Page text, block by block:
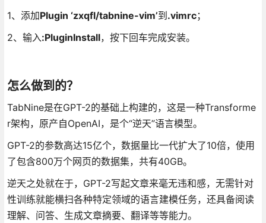
1、添加Plugin ‘zxqfl/tabnine-vim’到.vimrc；
2、输入:PluginInstall，按下回车完成安装。
怎么做到的？
TabNine是在GPT-2的基础上构建的，这是一种Transforme
r架构，原产自OpenAI，是个“逆天”语言模型。
GPT-2的参数高达15亿个，数据量比一代扩大了10倍，使用
了包含800万个网页的数据集，共有40GB。
逆天之处就在于，GPT-2写起文章来毫无违和感，无需针对
性训练就能横扫各种特定领域的语言建模任务，还具备阅读
理解、问答、生成文章摘要、翻译等等能力。